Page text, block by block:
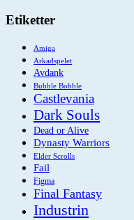
Etiketter
Amiga
Arkadspelet
Avdank
Bubble Bobble
Castlevania
Dark Souls
Dead or Alive
Dynasty Warriors
Elder Scrolls
Fail
Figma
Final Fantasy
Industrin